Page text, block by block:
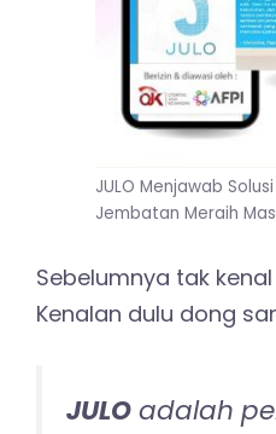
JULO Menjawab
Jembatan Meraih
Sebelumnya tak
Kenalan dulu dong
JULOadalah